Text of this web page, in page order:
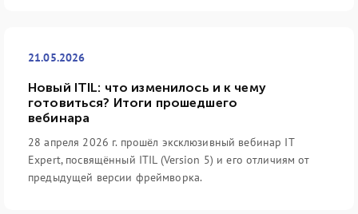
21.05.2026
Новый ITIL: что изменилось и к чему
готовиться? Итоги прошедшего
вебинара
28 апреля 2026 г. прошёл эксклюзивный вебинар IT
Expert, посвящённый ITIL (Version 5) и его отличиям от
предыдущей версии фреймворка.